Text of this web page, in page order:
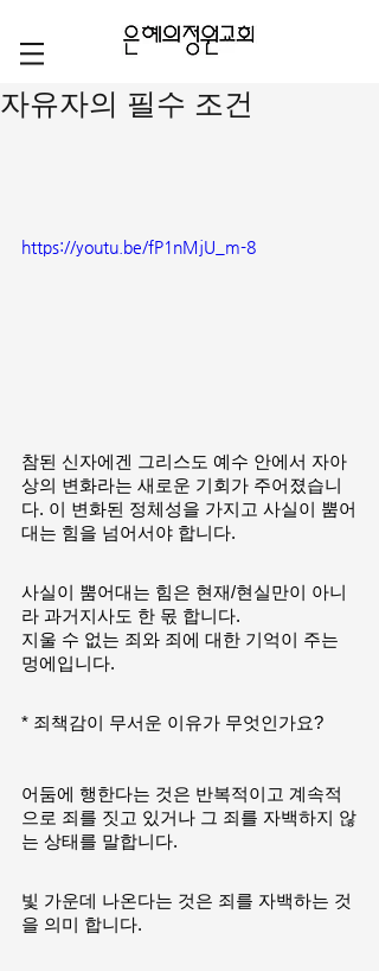
자유자의 필수 조건
https://youtu.be/fP1nMjU_m-8
참된 신자에겐 그리스도 예수 안에서 자아
상의 변화라는 새로운 기회가 주어졌습니
다. 이 변화된 정체성을 가지고 사실이 뿜어
대는 힘을 넘어서야 합니다.
사실이 뿜어대는 힘은 현재/현실만이 아니
라 과거지사도 한 몫 합니다.
지울 수 없는 죄와 죄에 대한 기억이 주는
멍에입니다.
* 죄책감이 무서운 이유가 무엇인가요?
어둠에 행한다는 것은 반복적이고 계속적
으로 죄를 짓고 있거나 그 죄를 자백하지 않
는 상태를 말합니다.
빛 가운데 나온다는 것은 죄를 자백하는 것
을 의미 합니다.